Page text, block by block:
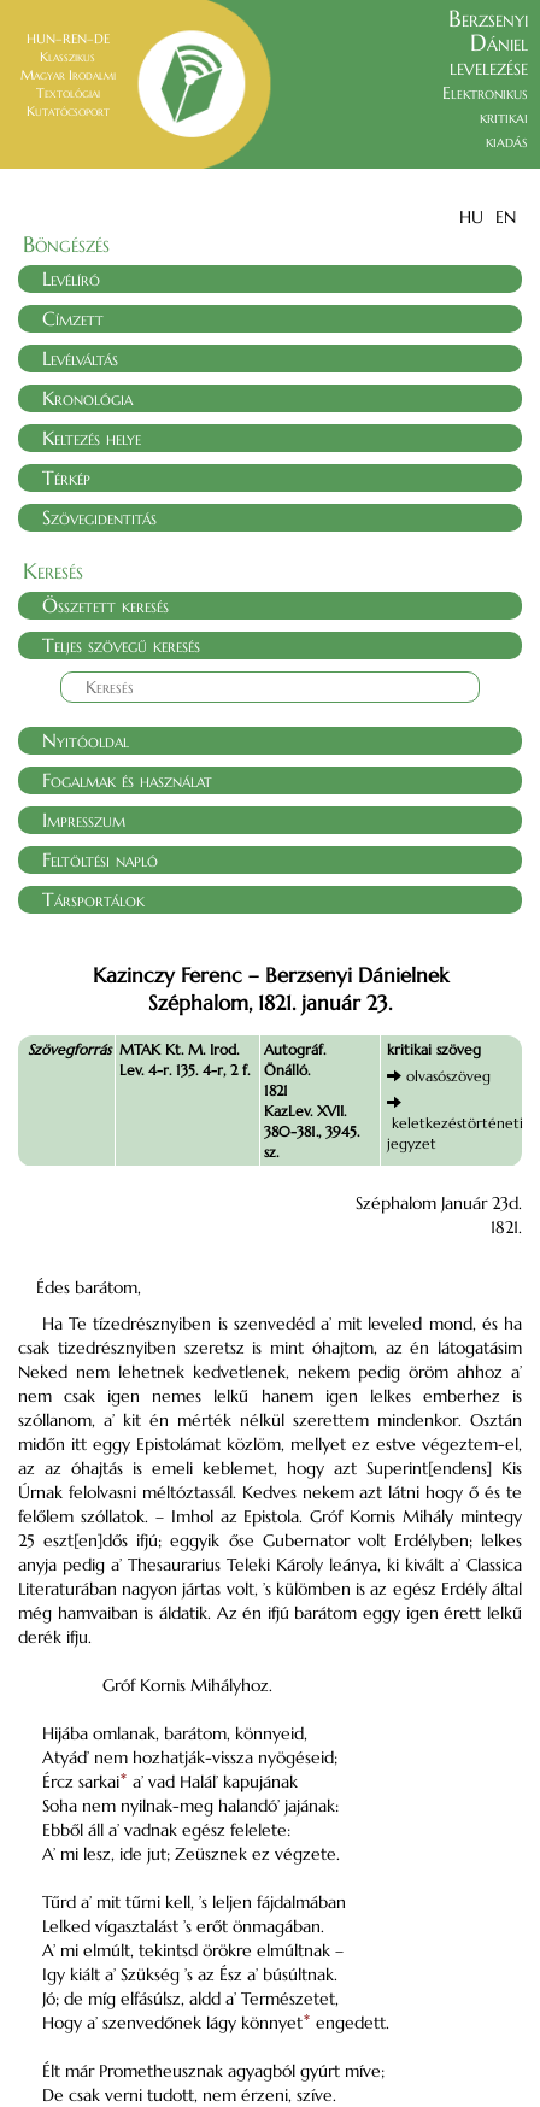
HUN–REN–DE
Klasszikus
Magyar Irodalmi
Textológiai
Kutatócsoport
Berzsenyi
Dániel
levelezése
Elektronikus
kritikai
kiadás
HU EN
Böngészés
Levélíró
Címzett
Levélváltás
Kronológia
Keltezés helye
Térkép
Szövegidentitás
Keresés
Összetett keresés
Teljes szövegű keresés
Nyitóoldal
Fogalmak és használat
Impresszum
Feltöltési napló
Társportálok
Kazinczy Ferenc – Berzsenyi Dánielnek
Széphalom, 1821. január 23.
Szövegforrás MTAK Kt. M. Irod.
Lev. 4-r. 135. 4-r, 2 f.
Autográf.
Önálló.
1821
KazLev. XVII.
380-381., 3945.
sz.
kritikai szöveg
olvasószöveg
keletkezéstörténeti
jegyzet
Széphalom Január 23d.
1821.
Édes barátom,
Ha Te tízedrésznyiben is szenvedéd a’ mit leveled mond, és ha
csak tizedrésznyiben szeretsz is mint óhajtom, az én látogatásim
Neked nem lehetnek kedvetlenek, nekem pedig öröm ahhoz a’
nem csak igen nemes lelkű hanem igen lelkes emberhez is
szóllanom, a’ kit én mérték nélkül szerettem mindenkor. Osztán
midőn itt eggy Epistolámat közlöm, mellyet ez estve végeztem-el,
az az óhajtás is emeli keblemet, hogy azt Superint[endens] Kis
Úrnak felolvasni méltóztassál. Kedves nekem azt látni hogy ő és te
felőlem szóllatok. – Imhol az Epistola. Gróf Kornis Mihály mintegy
25 eszt[en]dős ifjú; eggyik őse Gubernator volt Erdélyben; lelkes
anyja pedig a’ Thesaurarius Teleki Károly leánya, ki kivált a’ Classica
Literaturában nagyon jártas volt, ’s külömben is az egész Erdély által
még hamvaiban is áldatik. Az én ifjú barátom eggy igen érett lelkű
derék ifju.
Gróf Kornis Mihályhoz.
Hijába omlanak, barátom, könnyeid,
Atyád’ nem hozhatják-vissza nyögéseid;
Ércz sarkai* a’ vad Halál’ kapujának
Soha nem nyilnak-meg halandó’ jajának:
Ebből áll a’ vadnak egész felelete:
A’ mi lesz, ide jut; Zeüsznek ez végzete.
Tűrd a’ mit tűrni kell, ’s leljen fájdalmában
Lelked vígasztalást ’s erőt önmagában.
A’ mi elmúlt, tekintsd örökre elmúltnak –
Igy kiált a’ Szükség ’s az Ész a’ búsúltnak.
Jó; de míg elfásúlsz, aldd a’ Természetet,
Hogy a’ szenvedőnek lágy könnyet* engedett.
Élt már Prometheusznak agyagból gyúrt míve;
De csak verni tudott, nem érzeni, szíve.